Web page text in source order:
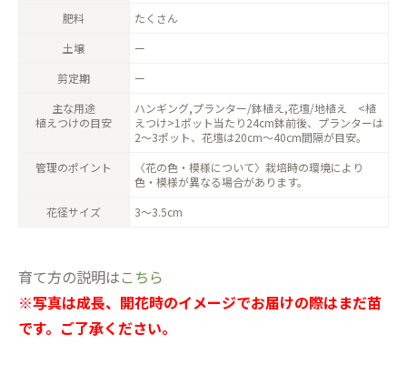
肥料
たくさん
土壌
ー
剪定期
ー
主な用途
植えつけの目安
ハンギング,プランター/鉢植え,花壇/地植え <植
えつけ>1ポット当たり24cm鉢前後、プランターは
2〜3ポット、花壇は20cm〜40cm間隔が目安。
管理のポイント
〈花の色・模様について〉栽培時の環境により
色・模様が異なる場合があります。
花径サイズ
3〜3.5cm
育て方の説明はこちら
※写真は成長、開花時のイメージでお届けの際はまだ苗
です。ご了承ください。